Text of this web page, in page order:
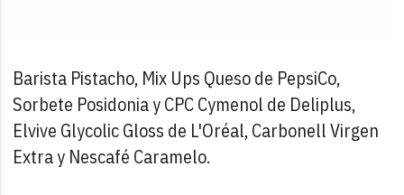
Barista Pistacho, Mix Ups Queso de PepsiCo,
Sorbete Posidonia y CPC Cymenol de Deliplus,
Elvive Glycolic Gloss de L'Oréal, Carbonell Virgen
Extra y Nescafé Caramelo.